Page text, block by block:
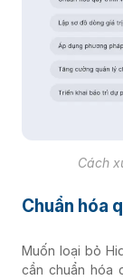
Cách
Chuẩn hóa
Muốn loại bỏ
cần chuẩn hóa